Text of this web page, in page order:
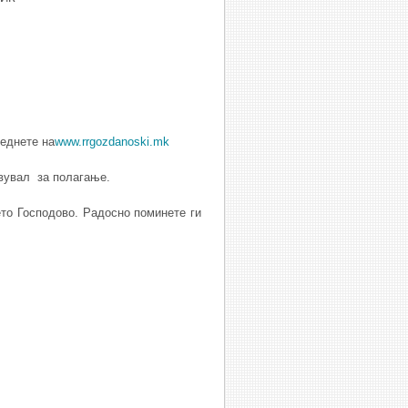
наwww.rrgozdanoski.mk
за полагање.
Господово. Радосно поминете ги